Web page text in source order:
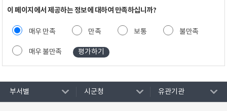
이 페이지에서 제공하는 정보에 대하여 만족하십니까?
매우 만족 만족 보통 불만족
매우 불만족
부서별 시군청 유관기관